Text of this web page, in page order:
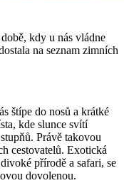
kdy u nás vládne
na seznam zimních
štípe do nosů a krátké
kde slunce svítí
Právě takovou
cestovatelů. Exotická
přírodě a safari, se
dovolenou.